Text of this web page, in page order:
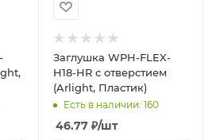
Заглушка WPH-FLEX-
H18-HR с отверстием
(Arlight, Пластик)
Есть в наличии: 160
46.77₽/шт